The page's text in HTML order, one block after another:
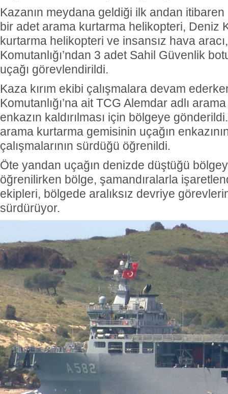
Kazanın meydana geldiği ilk andan
bir adet arama kurtarma helikopteri, Deniz
kurtarma helikopteri ve insansız hava
Komutanlığı’ndan 3 adet Sahil Güvenlik
uçağı görevlendirildi.
Kaza kırım ekibi çalışmalara devam
Komutanlığı’na ait TCG Alemdar adlı
enkazın kaldırılması için bölgeye
arama kurtarma gemisinin uçağın
çalışmalarının sürdüğü öğrenildi.
Öte yandan uçağın denizde düştüğü
öğrenilirken bölge, şamandıralarla
ekipleri, bölgede aralıksız devriye
sürdürüyor.